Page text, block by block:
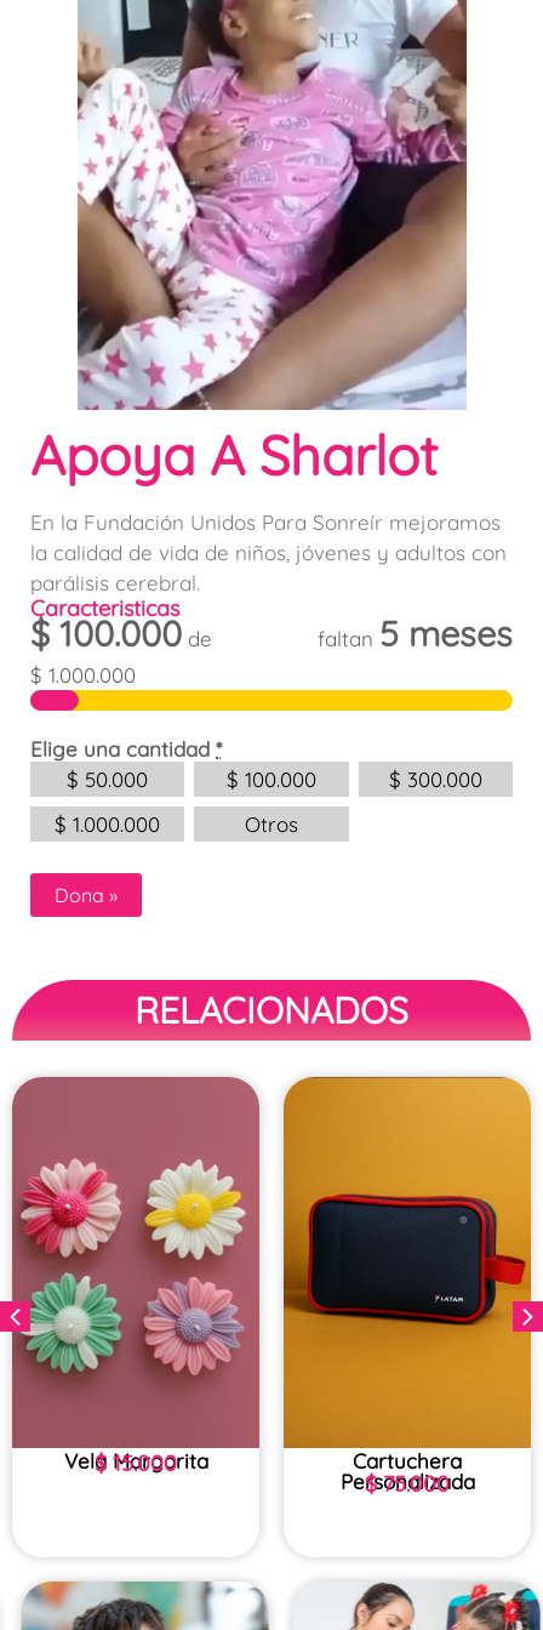
Apoya A Sharlot
En la Fundación Unidos Para Sonreír mejoramos
la calidad de vida de niños, jóvenes y adultos con
parálisis cerebral.
Caracteristicas
$ 100.000 de
$ 1.000.000
faltan 5 meses
Elige una cantidad *
$ 50.000 $ 100.000 $ 300.000
$ 1.000.000 Otros
Dona »
RELACIONADOS
Vela Margarita
$ 15.000
Cartuchera
Personalizada
$75.000